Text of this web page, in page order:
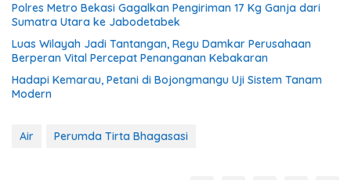
Polres Metro Bekasi Gagalkan Pengiriman 17 Kg Ganja dari
Sumatra Utara ke Jabodetabek
Luas Wilayah Jadi Tantangan, Regu Damkar Perusahaan
Berperan Vital Percepat Penanganan Kebakaran
Hadapi Kemarau, Petani di Bojongmangu Uji Sistem Tanam
Modern
Air Perumda Tirta Bhagasasi